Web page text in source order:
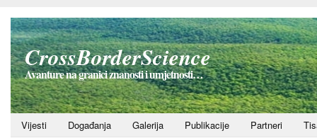
CrossBorderScience
Avanture na granici znanosti i umjetnosti…
Vijesti Događanja Galerija Publikacije Partneri